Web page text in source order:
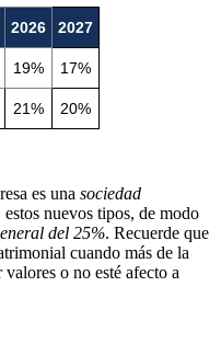
2026 2027
19% 17%
21% 20%
es una sociedad
nuevos tipos, de modo
del 25%. Recuerde que
cuando más de la
o no esté afecto a